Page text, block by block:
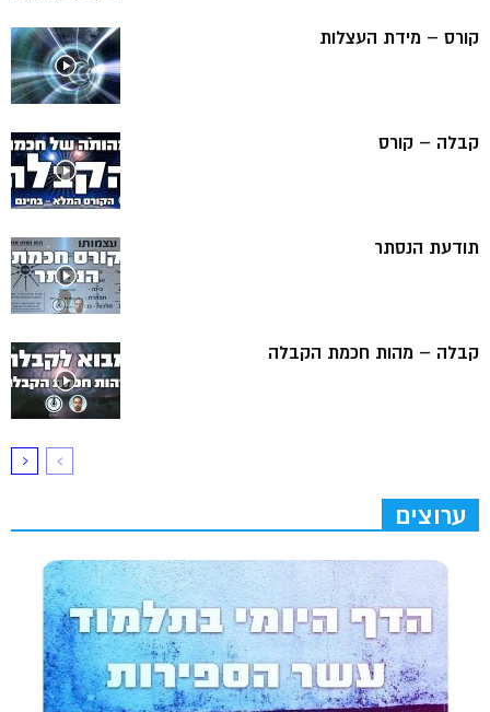
קורס – מידת העצלות
קבלה – קורס
תודעת הנסתר
קבלה – מהות חכמת הקבלה
ערוצים